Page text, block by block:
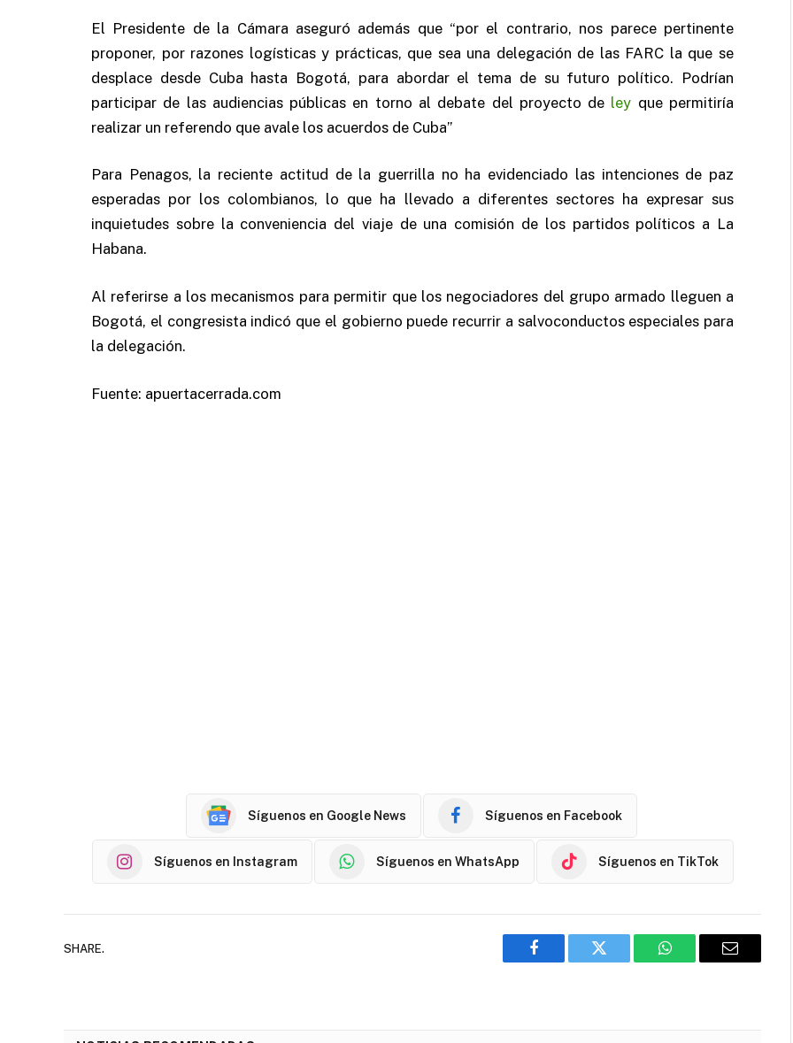
El Presidente de la Cámara aseguró además que “por el contrario, nos parece pertinente
proponer, por razones logísticas y prácticas, que sea una delegación de las FARC la que se
desplace desde Cuba hasta Bogotá, para abordar el tema de su futuro político. Podrían
participar de las audiencias públicas en torno al debate del proyecto de ley que permitiría
realizar un referendo que avale los acuerdos de Cuba”
Para Penagos, la reciente actitud de la guerrilla no ha evidenciado las intenciones de paz
esperadas por los colombianos, lo que ha llevado a diferentes sectores ha expresar sus
inquietudes sobre la conveniencia del viaje de una comisión de los partidos políticos a La
Habana.
Al referirse a los mecanismos para permitir que los negociadores del grupo armado lleguen a
Bogotá, el congresista indicó que el gobierno puede recurrir a salvoconductos especiales para
la delegación.
Fuente: apuertacerrada.com
Síguenos en Google News Síguenos en Facebook
Síguenos en Instagram Síguenos en WhatsApp Síguenos en TikTok
SHARE.
Facebook Twitter WhatsAppEmail